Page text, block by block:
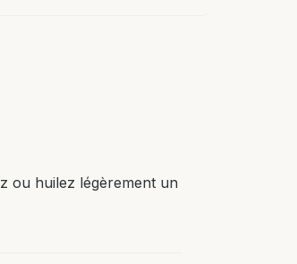
ou huilez légèrement un